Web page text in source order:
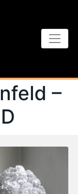
–